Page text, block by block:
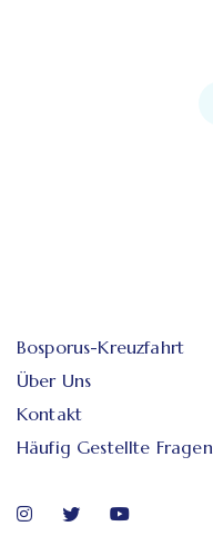
Bosporus-Kreuzfahrt
Über Uns
Kontakt
Häufig Gestellte Fragen